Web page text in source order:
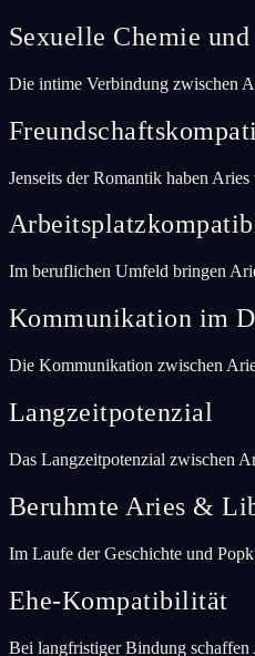
Sexuelle Chemie
Die intime Verbindung zwischen
Jenseits der Romantik haben
Im beruflichen Umfeld bringen
Kommunikation im
Die Kommunikation zwischen
Langzeitpotenzial
Das Langzeitpotenzial zwischen
Beruhmte Aries &
Im Laufe der Geschichte und
Ehe-Kompatibilität
Bei langfristiger Bindung schaffen